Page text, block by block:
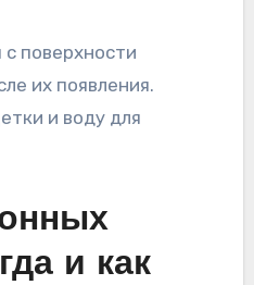
с поверхности
их появления.
и воду для
и как